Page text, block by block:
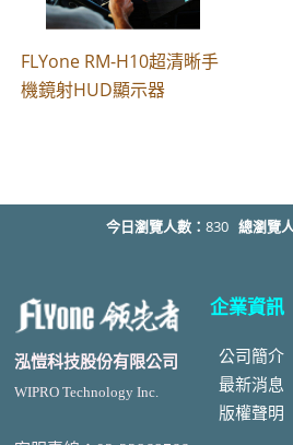
FLYone RM-H10超清晰手
機鏡射HUD顯示器
今日瀏覽人數： 830 總瀏覽
泓愷科技股份有限公司
WIPRO Technology Inc.
企業資訊
公司簡介
最新消息
版權聲明